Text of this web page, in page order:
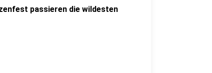
passieren die wildesten